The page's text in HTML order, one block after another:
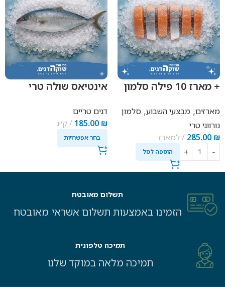
+ מארז 10 פילה סלמון
מארזים, מבצעי השבוע, סלמון
נורווגי טרי
285.00 ₪ למארז
הוספה לסל
אינטיאס שולה טרי
דגים טריים
185.00 ₪ ק״ג
בחר אפשרויות
תשלום מאובטח
הזמינו באמצעות תשלום אשראי מאובטח
תמיכה טלפונית
תמיכה מלאה במוקד שלנו